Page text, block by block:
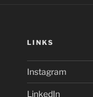
LINKS
Instagram
LinkedIn